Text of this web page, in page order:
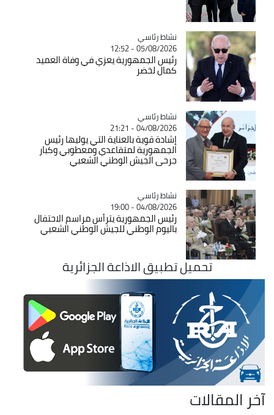
Catégorie
نشاط رئاسي
05/08/2026 - 12:52
رئيس الجمهورية يعزي في وفاة العميد
كمال لخضر
Catégorie
نشاط رئاسي
04/08/2026 - 21:21
إشادة قوية بالعناية التي يوليها رئيس
الجمهورية لمتقاعدي ومعطوبي وكبار
جرحى الجيش الوطني الشعبي
Catégorie
نشاط رئاسي
04/08/2026 - 19:00
رئيس الجمهورية يترأس مراسم الاحتفال
باليوم الوطني للجيش الوطني الشعبي
تحميل تطبيق الاذاعة الجزائرية
آخر المقالات